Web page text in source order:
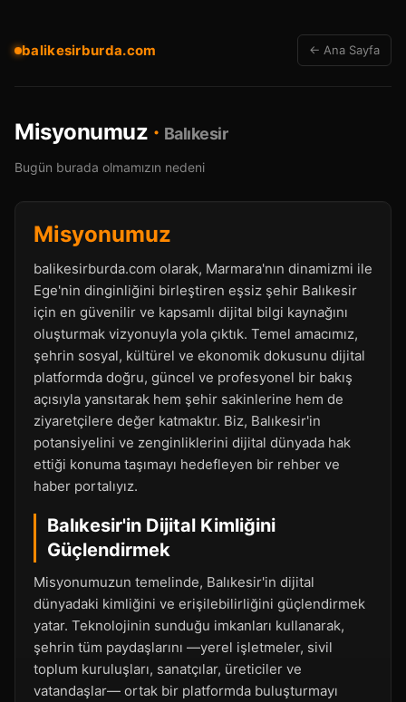
balikesirburda.com ← Ana Sayfa
Misyonumuz · Balıkesir
Bugün burada olmamızın nedeni
Misyonumuz
balikesirburda.com olarak, Marmara'nın dinamizmi ile
Ege'nin dinginliğini birleştiren eşsiz şehir Balıkesir
için en güvenilir ve kapsamlı dijital bilgi kaynağını
oluşturmak vizyonuyla yola çıktık. Temel amacımız,
şehrin sosyal, kültürel ve ekonomik dokusunu dijital
platformda doğru, güncel ve profesyonel bir bakış
açısıyla yansıtarak hem şehir sakinlerine hem de
ziyaretçilere değer katmaktır. Biz, Balıkesir'in
potansiyelini ve zenginliklerini dijital dünyada hak
ettiği konuma taşımayı hedefleyen bir rehber ve
haber portalıyız.
Balıkesir'in Dijital Kimliğini
Güçlendirmek
Misyonumuzun temelinde, Balıkesir'in dijital
dünyadaki kimliğini ve erişilebilirliğini güçlendirmek
yatar. Teknolojinin sunduğu imkanları kullanarak,
şehrin tüm paydaşlarını —yerel işletmeler, sivil
toplum kuruluşları, sanatçılar, üreticiler ve
vatandaşlar— ortak bir platformda buluşturmayı